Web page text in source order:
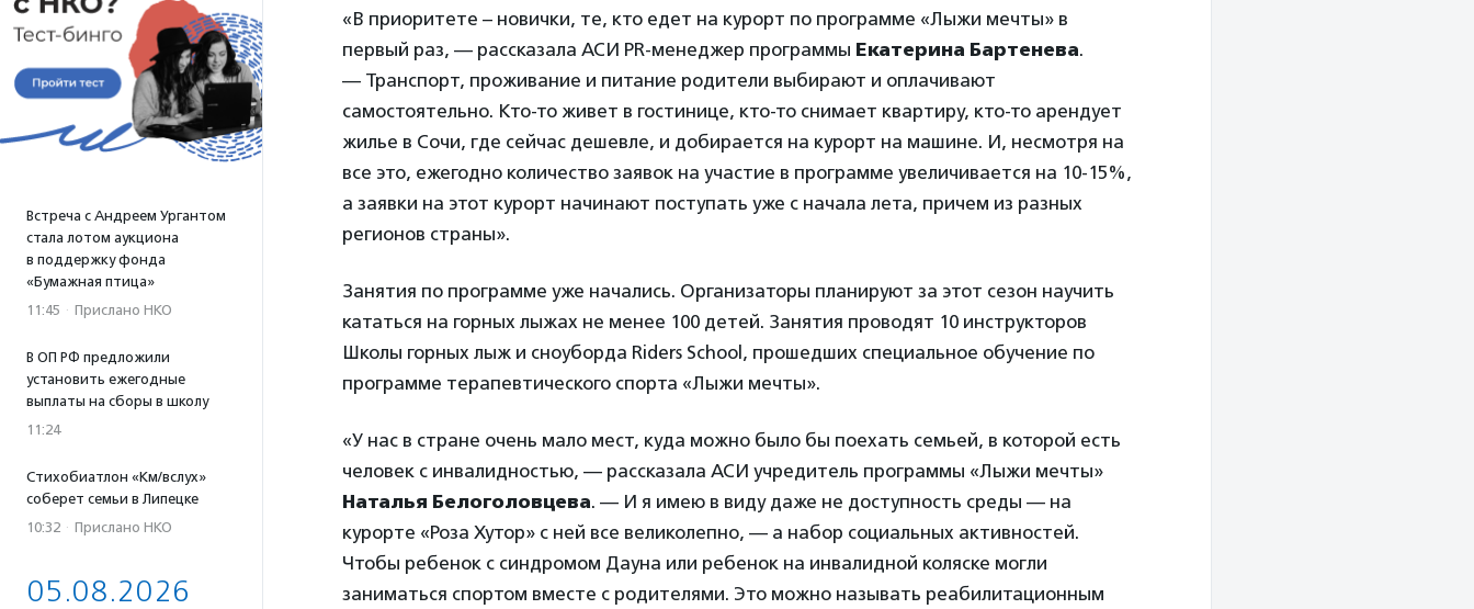
Встреча с Андреем Ургантом
стала лотом аукциона
в поддержку фонда
«Бумажная птица»
11:45 · Прислано НКО
В ОП РФ предложили
установить ежегодные
выплаты на сборы в школу
11:24
Стихобиатлон «Км/вслух»
соберет семьи в Липецке
10:32 · Прислано НКО
05.08.2026
«В приоритете – новички, те, кто едет на курорт по программе «Лыжи мечты» в
первый раз, — рассказала АСИ PR-менеджер программы Екатерина Бартенева.
— Транспорт, проживание и питание родители выбирают и оплачивают
самостоятельно. Кто-то живет в гостинице, кто-то снимает квартиру, кто-то арендует
жилье в Сочи, где сейчас дешевле, и добирается на курорт на машине. И, несмотря на
все это, ежегодно количество заявок на участие в программе увеличивается на 10-15%,
а заявки на этот курорт начинают поступать уже с начала лета, причем из разных
регионов страны».
Занятия по программе уже начались. Организаторы планируют за этот сезон научить
кататься на горных лыжах не менее 100 детей. Занятия проводят 10 инструкторов
Школы горных лыж и сноуборда Riders School, прошедших специальное обучение по
программе терапевтического спорта «Лыжи мечты».
«У нас в стране очень мало мест, куда можно было бы поехать семьей, в которой есть
человек с инвалидностью, — рассказала АСИ учредитель программы «Лыжи мечты»
Наталья Белоголовцева. — И я имею в виду даже не доступность среды — на
курорте «Роза Хутор» с ней все великолепно, — а набор социальных активностей.
Чтобы ребенок с синдромом Дауна или ребенок на инвалидной коляске могли
заниматься спортом вместе с родителями. Это можно называть реабилитационным